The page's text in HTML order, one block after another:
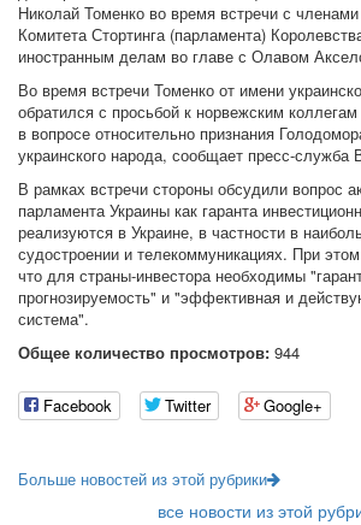
Николай Томенко во время встречи с
Комитета Стортинга (парламента)
иностранным делам во главе с Олавом
Во время встречи Томенко от имени
обратился с просьбой к норвежским
в вопросе относительно признания
украинского народа, сообщает пресс-служба
В рамках встречи стороны обсудили вопрос
парламента Украины как гаранта
реализуются в Украине, в частности в
судостроении и телекоммуникациях. При
что для страны-инвестора необходимы
прогнозируемость" и "эффективная и
система".
Общее количество просмотров: 944
Facebook Twitter Google+
Больше новостей из этой рубрики
все новости из этой